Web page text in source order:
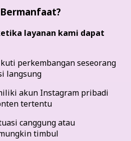
layanan kami dapat
perkembangan seseorang
langsung
akun Instagram pribadi
tertentu
canggung atau
timbul